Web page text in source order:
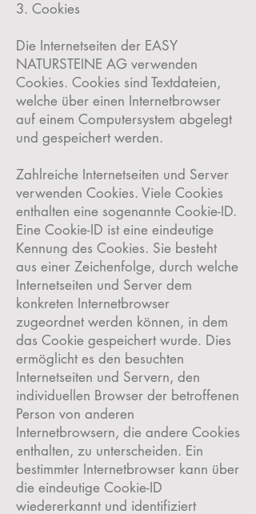
3. Cookies
Die Internetseiten der EASY
NATURSTEINE AG verwenden
Cookies. Cookies sind Textdateien,
welche über einen Internetbrowser
auf einem Computersystem abgelegt
und gespeichert werden.
Zahlreiche Internetseiten und Server
verwenden Cookies. Viele Cookies
enthalten eine sogenannte Cookie-ID.
Eine Cookie-ID ist eine eindeutige
Kennung des Cookies. Sie besteht
aus einer Zeichenfolge, durch welche
Internetseiten und Server dem
konkreten Internetbrowser
zugeordnet werden können, in dem
das Cookie gespeichert wurde. Dies
ermöglicht es den besuchten
Internetseiten und Servern, den
individuellen Browser der betroffenen
Person von anderen
Internetbrowsern, die andere Cookies
enthalten, zu unterscheiden. Ein
bestimmter Internetbrowser kann über
die eindeutige Cookie-ID
wiedererkannt und identifiziert